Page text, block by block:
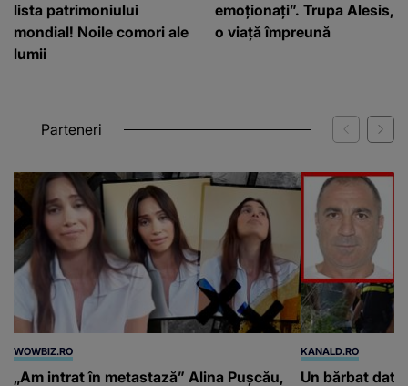
lista patrimoniului
mondial! Noile comori ale
lumii
emoționați”. Trupa Alesis,
o viață împreună
Parteneri
WOWBIZ.RO
„Am intrat în metastază” Alina Pușcău,
KANALD.RO
Un bărbat dat